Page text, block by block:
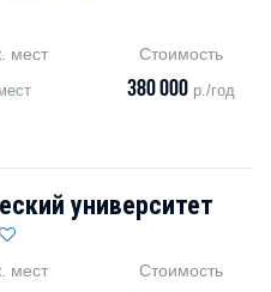
мест Стоимость
380 000 р./год
университет
мест Стоимость